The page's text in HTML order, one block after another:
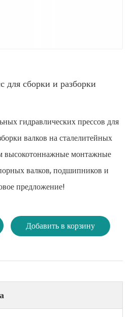
для сборки и разборки
гидравлических прессов для
валков на сталелитейных
высокотоннажные монтажные
валков, подшипников и
предложение!
Добавить в корзину